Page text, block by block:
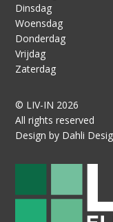
Dinsdag
Woensdag
Donderdag
Vrijdag
Zaterdag
© LIV-IN 2026
All rights reserved
Design by Dahli